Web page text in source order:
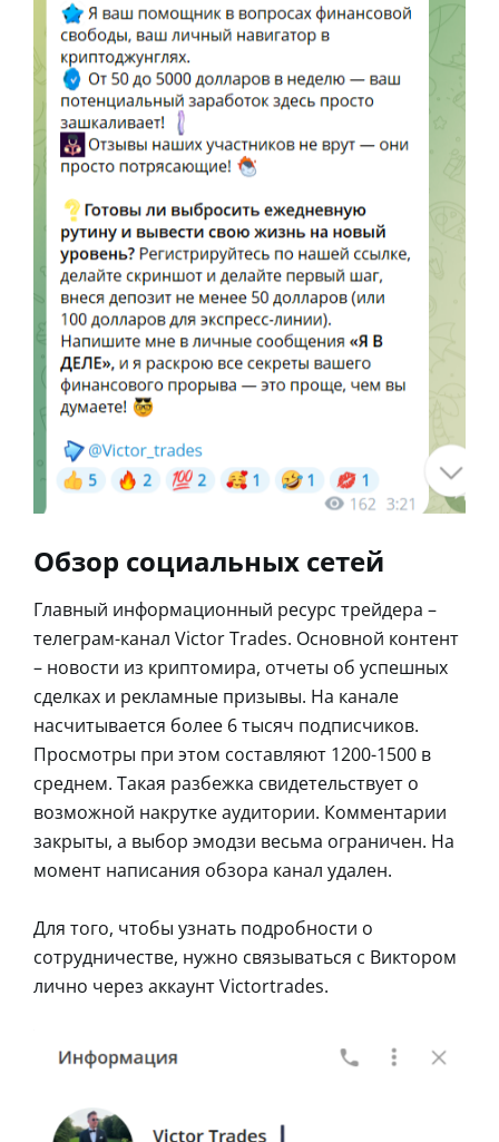
Обзор социальных сетей
Главный информационный ресурс трейдера –
телеграм-канал Victor Trades. Основной контент
– новости из криптомира, отчеты об успешных
сделках и рекламные призывы. На канале
насчитывается более 6 тысяч подписчиков.
Просмотры при этом составляют 1200-1500 в
среднем. Такая разбежка свидетельствует о
возможной накрутке аудитории. Комментарии
закрыты, а выбор эмодзи весьма ограничен. На
момент написания обзора канал удален.
Для того, чтобы узнать подробности о
сотрудничестве, нужно связываться с Виктором
лично через аккаунт Victortrades.